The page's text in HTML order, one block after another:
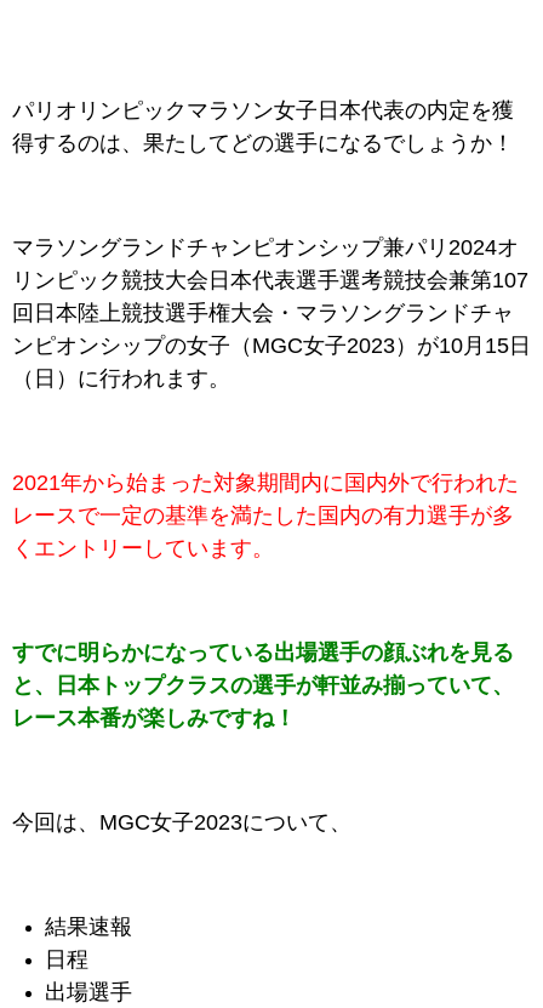
パリオリンピックマラソン女子日本代表の内定を獲
得するのは、果たしてどの選手になるでしょうか！
マラソングランドチャンピオンシップ兼パリ2024オ
リンピック競技大会日本代表選手選考競技会兼第107
回日本陸上競技選手権大会・マラソングランドチャ
ンピオンシップの女子（MGC女子2023）が10月15日
（日）に行われます。
2021年から始まった対象期間内に国内外で行われた
レースで一定の基準を満たした国内の有力選手が多
くエントリーしています。
すでに明らかになっている出場選手の顔ぶれを見る
と、日本トップクラスの選手が軒並み揃っていて、
レース本番が楽しみですね！
今回は、MGC女子2023について、
結果速報
日程
出場選手